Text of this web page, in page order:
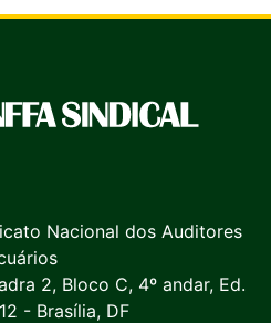
Nacional dos Auditores
2, Bloco C, 4º andar, Ed.
- Brasília, DF